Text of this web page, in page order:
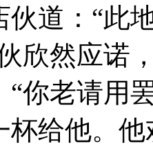
伙道：“此
欣然应诺
“你老请用
杯给他。